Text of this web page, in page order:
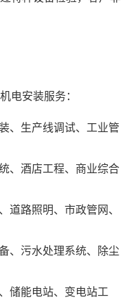
电安装服务：
、生产线调试、工业管
、酒店工程、商业综合
道路照明、市政管网、
、污水处理系统、除尘
储能电站、变电站工